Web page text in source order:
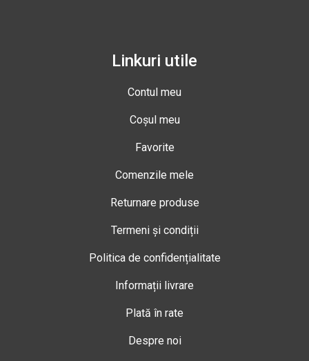
Linkuri utile
Contul meu
Coșul meu
Favorite
Comenzile mele
Returnare produse
Termeni și condiții
Politica de confidențialitate
Informații livrare
Plată în rate
Despre noi